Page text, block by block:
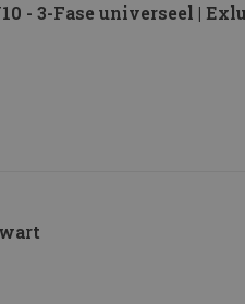
- 3-Fase universeel |